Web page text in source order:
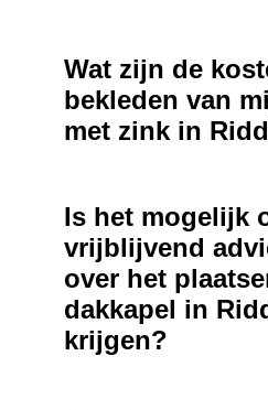
Wat zijn de
bekleden van
met zink in
Is het mogelijk
vrijblijvend
over het
dakkapel in
krijgen?